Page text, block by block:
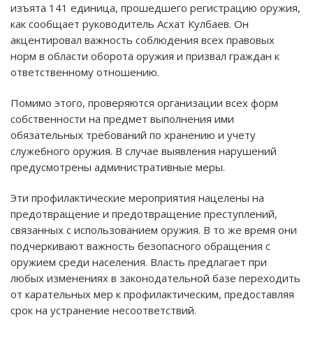
изъята 141 единица, прошедшего регистрацию оружия,
как сообщает руководитель Асхат Кулбаев. Он
акцентировал важность соблюдения всех правовых
норм в области оборота оружия и призвал граждан к
ответственному отношению.
Помимо этого, проверяются организации всех форм
собственности на предмет выполнения ими
обязательных требований по хранению и учету
служебного оружия. В случае выявления нарушений
предусмотрены административные меры.
Эти профилактические мероприятия нацелены на
предотвращение и предотвращение преступлений,
связанных с использованием оружия. В то же время они
подчеркивают важность безопасного обращения с
оружием среди населения. Власть предлагает при
любых изменениях в законодательной базе переходить
от карательных мер к профилактическим, предоставляя
срок на устранение несоответствий.